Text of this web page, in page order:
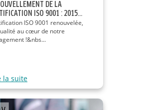
DE LA
ISO 9001 : 2015...
ISO 9001 renouvelée,
au cœur de notre
!&nbs...
la suite